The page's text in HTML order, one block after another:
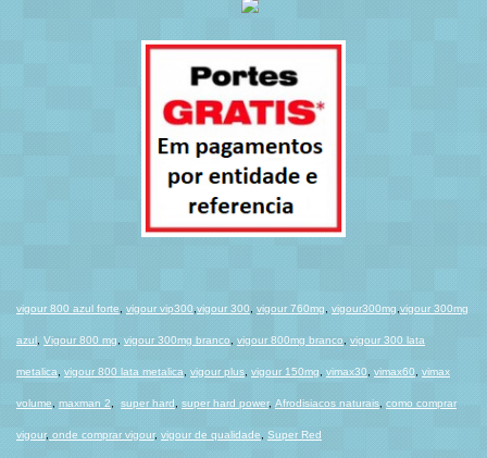
vigour 800 azul forte vigour vip300 vigour 300 vigour 760mg vigour300mg vigour 300mg
azul, Vigour 800 mg vigour 300mg branco vigour 800mg branco vigour 300 lata
metalica vigour 800 lata metalica vigour plus, vigour 150mg vimax30, vimax60 vimax
volume maxman 2 super hard super hard power, Afrodisiacos naturais, como comprar
vigour, onde comprar vigour, vigour de qualidade Super Red